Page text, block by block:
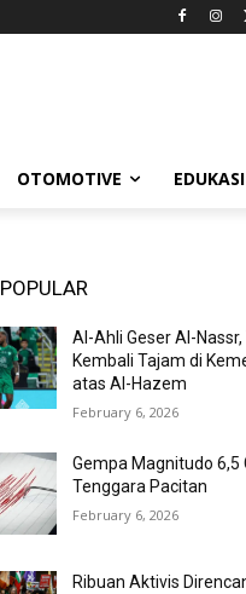
OTOMOTIVE EDUKASI
Al-Ahli Geser Al-
Kembali Tajam di
atas Al-Hazem
February 6, 2026
Gempa Magnitudo 6,5
Tenggara Pacitan
February 6, 2026
Ribuan Aktivis